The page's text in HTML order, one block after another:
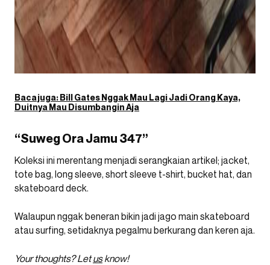
Baca juga:Bill Gates Nggak Mau Lagi Jadi Orang Kaya,
Duitnya Mau Disumbangin Aja
“Suweg Ora Jamu 347”
Koleksi ini merentang menjadi serangkaian artikel; jacket,
tote bag, long sleeve, short sleeve t-shirt, bucket hat, dan
skateboard deck.
Walaupun nggak beneran bikin jadi jago main skateboard
atau surfing, setidaknya pegalmu berkurang dan keren aja.
Your thoughts? Letusknow!